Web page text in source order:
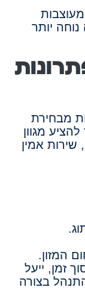
יותר
מבחירת
מגוון
שירות אמין
המזון.
זמן, ייעל
בצורה